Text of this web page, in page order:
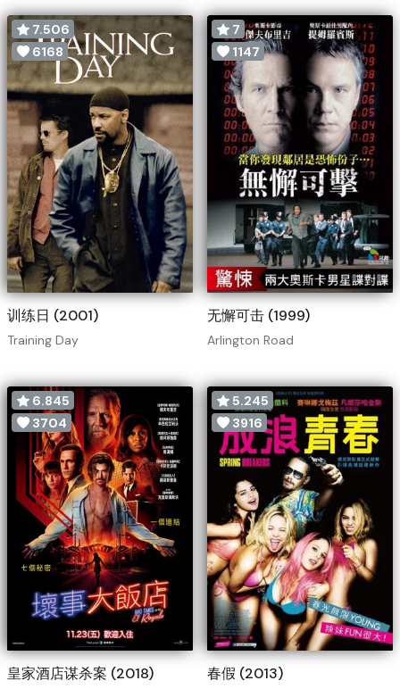
7.506
6168
训练日 (2001)
Training Day
7
1147
无懈可击 (1999)
Arlington Road
6.845
3704
皇家酒店谋杀案 (2018)
5.245
3916
春假 (2013)